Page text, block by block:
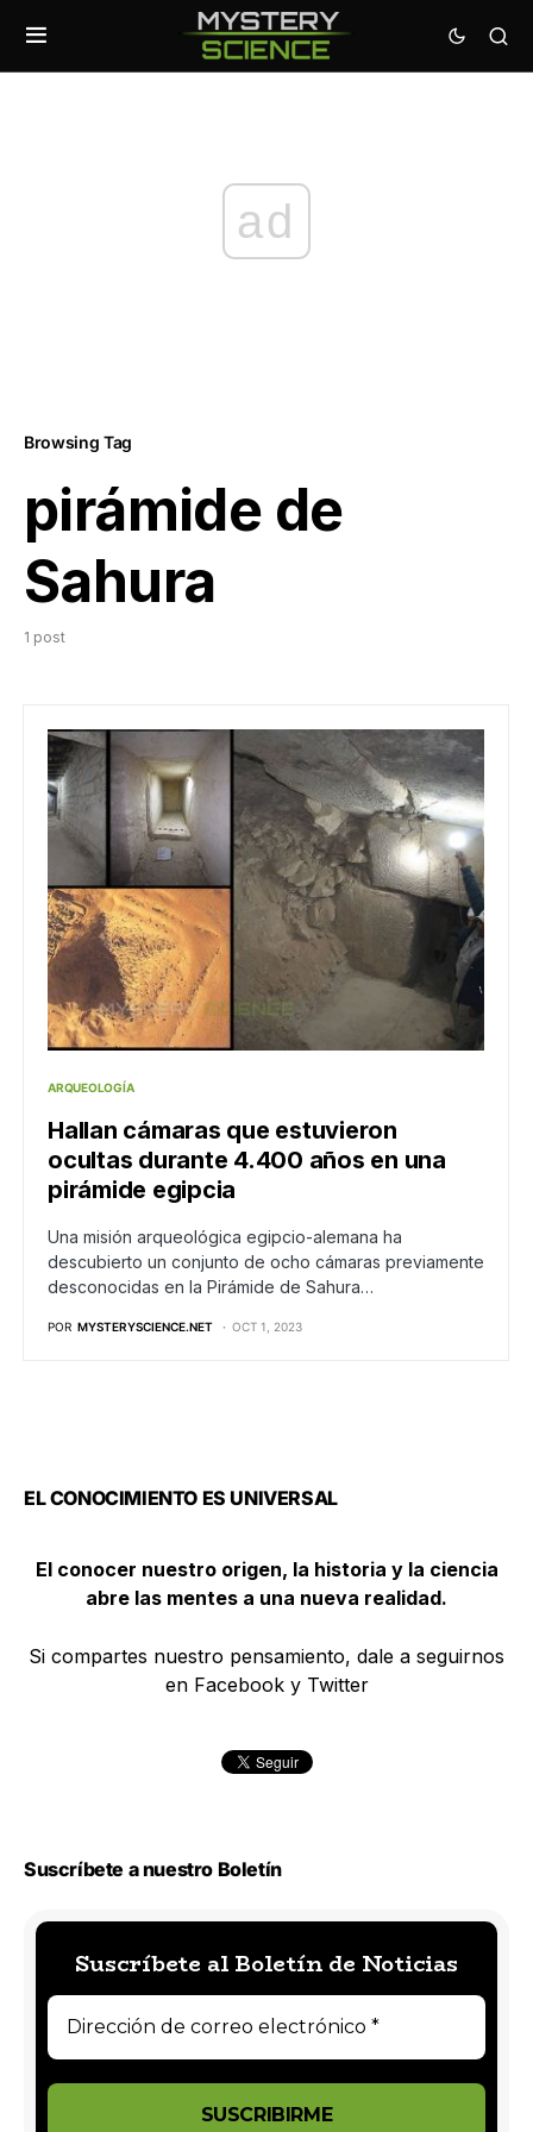
ad
Browsing Tag
pirámide de
Sahura
1 post
ARQUEOLOGÍA
Hallan cámaras que estuvieron
ocultas durante 4.400 años en una
pirámide egipcia
Una misión arqueológica egipcio-alemana ha
descubierto un conjunto de ocho cámaras previamente
desconocidas en la Pirámide de Sahura…
POR MYSTERYSCIENCE.NET OCT 1, 2023
EL CONOCIMIENTO ES UNIVERSAL
El conocer nuestro origen, la historia y la ciencia
abre las mentes a una nueva realidad.
Si compartes nuestro pensamiento, dale a seguirnos
en Facebook y Twitter
Suscríbete a nuestro Boletín
Suscríbete al Boletín de Noticias